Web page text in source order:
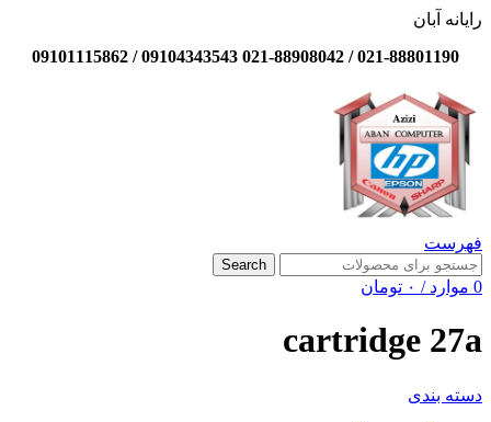
رایانه آبان
021-88801190 / 021-88908042 09104343543 / 09101115862
فهرست
Search
0 موارد / ۰ تومان
cartridge 27a
دسته بندی